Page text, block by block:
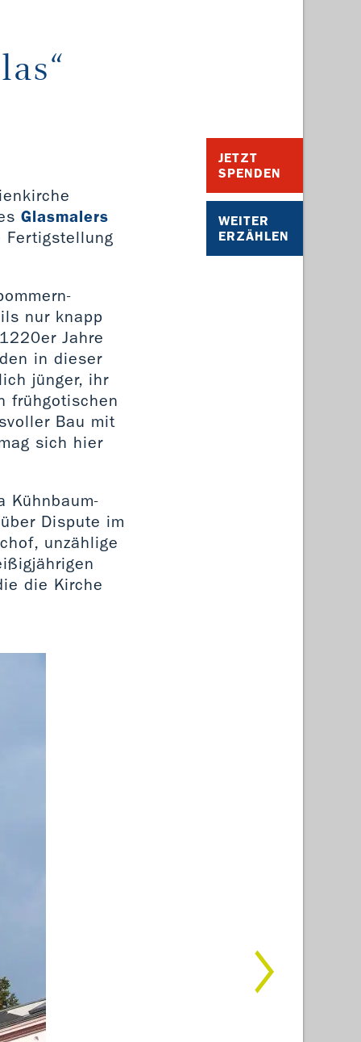
JETZT
SPENDEN
WEITER
ERZÄHLEN
Glasmalers
Fertigstellung
nur knapp
Jahre
in dieser
jünger, ihr
frühgotischen
Bau mit
sich hier
Kühnbaum-
Dispute im
unzählige
die Kirche